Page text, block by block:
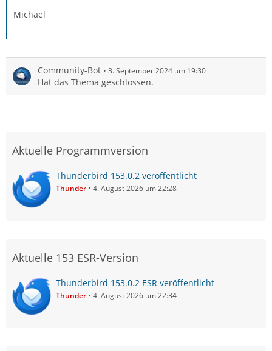
Michael
Community-Bot 3. September 2024 um 19:30
Hat das Thema geschlossen.
Aktuelle Programmversion
Thunderbird 153.0.2 veröffentlicht
Thunder 4. August 2026 um 22:28
Aktuelle 153 ESR-Version
Thunderbird 153.0.2 ESR veröffentlicht
Thunder 4. August 2026 um 22:34